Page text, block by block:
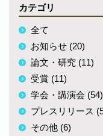
カテゴリ
全て
お知らせ (20)
論文・研究 (11)
受賞 (11)
学会・講演会 (54)
プレスリリース
その他 (6)